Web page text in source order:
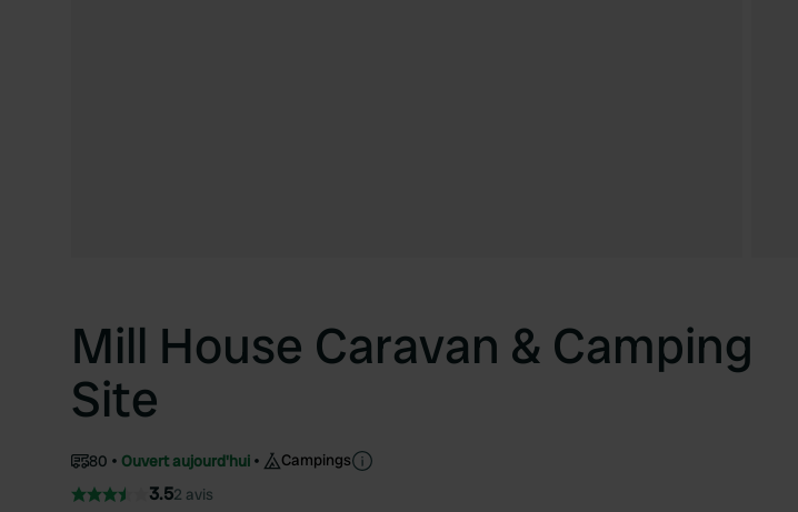
Mill House Caravan & Camping
Site
80 Ouvert aujourd'hui Campings
3.52 avis